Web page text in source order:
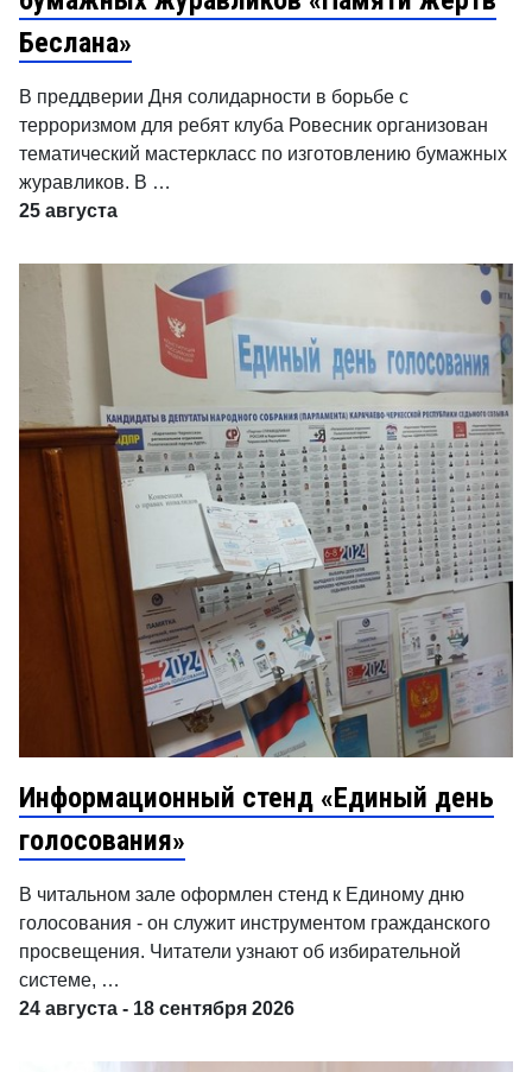
Беслана»
В преддверии Дня солидарности в борьбе с
терроризмом для ребят клуба Ровесник организован
тематический мастеркласс по изготовлению бумажных
журавликов. В …
25 августа
Информационный стенд «Единый день
голосования»
В читальном зале оформлен стенд к Единому дню
голосования - он служит инструментом гражданского
просвещения. Читатели узнают об избирательной
системе, …
24 августа - 18 сентября 2026